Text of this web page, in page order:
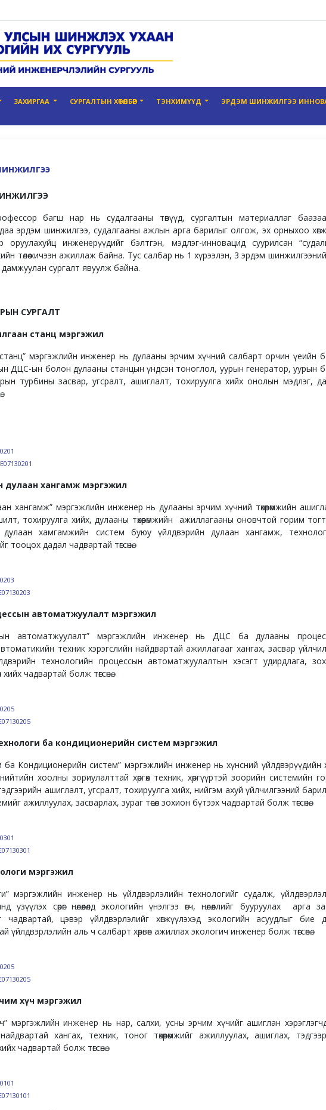
ЗАХИРГАА СУРГАЛТЫН ХӨТӨЛБӨР ТЭНХИМҮҮД ЭРДЭМ ШИНЖИЛГЭЭ
багш нар нь судалгааны төвүүд, сургалтын материаллаг
эрдэм шинжилгээ, судалгааны ажлын арга барилыг олгож, эх орныхоо
инженерүүдийг бэлтгэн, мэдлэг-инновацид суурилсан
төлөө хичээн ажиллаж байна. Тус салбар нь 1 хүрээлэн, 3 эрдэм шинжилгээний
дамжуулан сургалт явуулж байна.
СУРГАЛТ
станц мэргэжил
мэргэжлийн инженер нь дулааны эрчим хүчний салбарт орчин үеийн
ДЦС-ын болон дулааны станцын үндсэн тоноглол, уурын генератор, уурын
турбины засвар, угсралт, ашиглалт, тохируулга хийх онолын мэдлэг,
дулаан хангамж мэргэжил
хангамж” мэргэжлийн инженер нь дулааны эрчим хүчний төхөөрөмжийн
тохируулга хийх, дулааны төхөөрөмжийн ажиллагааны оновчтой горим
хамгамжийн систем буюу үйлдвэрийн дулаан хангамж,
тооцох дадал чадвартай төгсөнө.
автоматжуулалт мэргэжил
автоматжуулалт” мэргэжлийн инженер нь ДЦС ба дулааны
техник хэрэгслийн найдвартай ажиллагааг хангах, засвар
технологийн процессын автоматжуулалтын хэсэгт удирдлага,
хийх чадвартай болж төгсөнө.
ба кондиционерийн систем мэргэжил
ба Кондиционерийн систем” мэргэжлийн инженер нь хүнсний үйлдвэрүүдийн
нийтийн хоолны зориулалттай хөргөх техник, хөргүүртэй зоорийн системийн
ашиглалт, угсралт, тохируулга хийх, нийгэм ахуй үйлчилгээний
ажиллуулах, засварлах, зураг төсөл зохион бүтээх чадвартай болж төгсөнө.
мэргэжил
мэргэжлийн инженер нь үйлдвэрлэлийн технологийг судалж,
сөрөг нөлөөлөлд экологийн үнэлгээ өгч, нөлөөллийг бууруулах арга
чадвартай, цэвэр үйлдвэрлэлийг хөгжүүлэхэд экологийн асуудлыг бие
аль ч салбарт хөрвөн ажиллах экологич инженер болж төгсөнө.
хүч мэргэжил
мэргэжлийн инженер нь нар, салхи, усны эрчим хүчийг ашиглан
хангах, техник, тоног төхөөрөмжийг ажиллуулах, ашиглах,
чадвартай болж төгсөнө.